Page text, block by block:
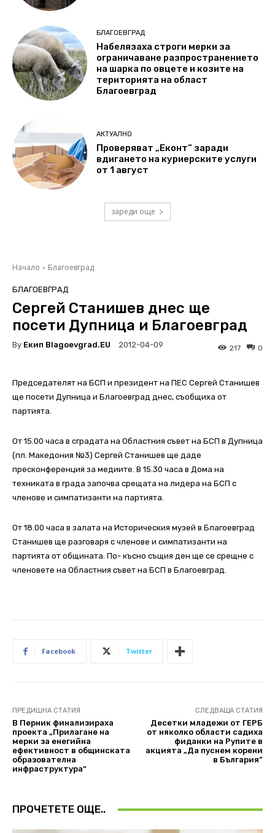
БЛАГОЕВГРАД
Набелязаха строги мерки за
ограничаване разпространението
на шарка по овцете и козите на
територията на област
Благоевград
АКТУАЛНО
Проверяват „Еконт“ заради
вдигането на куриерските услуги
от 1 август
зареди още